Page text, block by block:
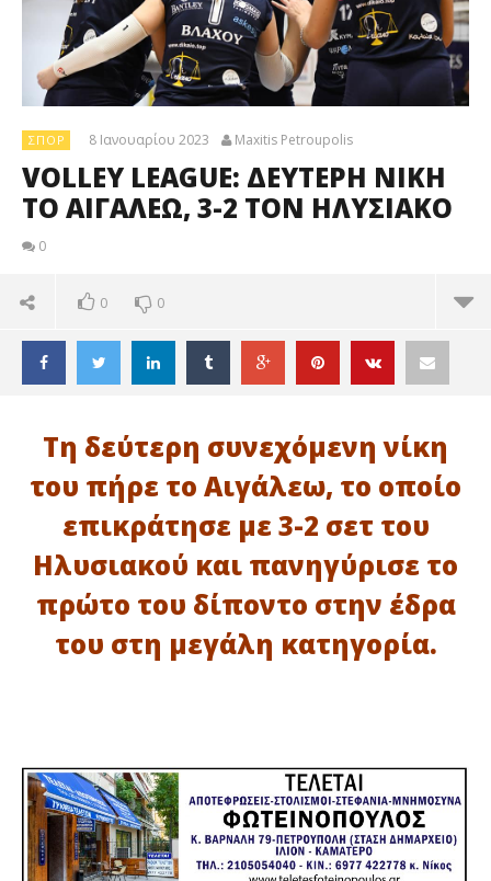
ΣΠΟΡ 8 Ιανουαρίου 2023 Maxitis Petroupolis
VOLLEY LEAGUE: ΔΕΥΤΕΡΗ ΝΙΚΗ
ΤΟ ΑΙΓΑΛΕΩ, 3-2 ΤΟΝ ΗΛΥΣΙΑΚΟ
0
0 0
ΗΛΥΣΙΑΚΟ
8
Ιανουαρίου
2023
Maxitis
Petroupolis
Τη δεύτερη συνεχόμενη νίκη
του πήρε το Αιγάλεω, το οποίο
επικράτησε με 3-2 σετ του
Ηλυσιακού και πανηγύρισε το
πρώτο του δίποντο στην έδρα
του στη μεγάλη κατηγορία.